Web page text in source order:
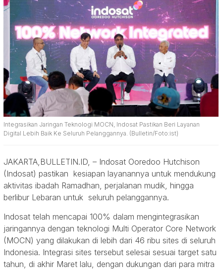
Integrasikan Jaringan Teknologi MOCN, Indosat Pastikan Beri Layanan
Digital Lebih Baik Ke Seluruh Pelanggannya. (Bulletin/Foto:ist)
JAKARTA,BULLETIN.ID, – Indosat Ooredoo Hutchison
(Indosat) pastikan kesiapan layanannya untuk mendukung
aktivitas ibadah Ramadhan, perjalanan mudik, hingga
berlibur Lebaran untuk seluruh pelanggannya.
Indosat telah mencapai 100% dalam mengintegrasikan
jaringannya dengan teknologi Multi Operator Core Network
(MOCN) yang dilakukan di lebih dari 46 ribu sites di seluruh
Indonesia. Integrasi sites tersebut selesai sesuai target satu
tahun, di akhir Maret lalu, dengan dukungan dari para mitra